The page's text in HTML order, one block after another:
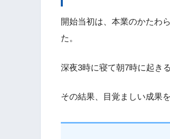
開始当初は、本業のかたわ
た。
深夜3時に寝て朝7時に起き
その結果、目覚ましい成果